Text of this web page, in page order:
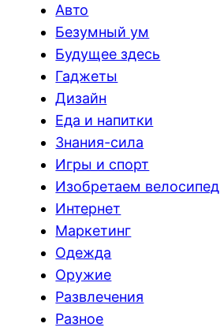
Авто
Безумный ум
Будущее здесь
Гаджеты
Дизайн
Еда и напитки
Знания-сила
Игры и спорт
Изобретаем велосипед
Интернет
Маркетинг
Одежда
Оружие
Развлечения
Разное